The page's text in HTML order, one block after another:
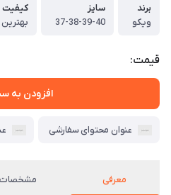
برند
ویکو
سایز
37-38-39-40
کیفیت
قیمت:
افزودن به
عنوان محتوای سفارشی
معرفی مشخصات